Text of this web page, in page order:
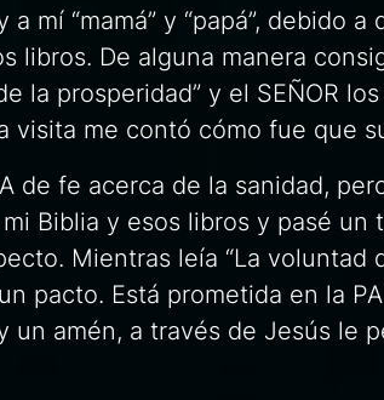
mí “mamá” y “papá”, debido a
De alguna manera
la prosperidad” y el SEÑOR
visita me contó cómo fue que
de fe acerca de la sanidad,
Biblia y esos libros y pasé un
Mientras leía “La voluntad
pacto. Está prometida en la
un amén, a través de Jesús le